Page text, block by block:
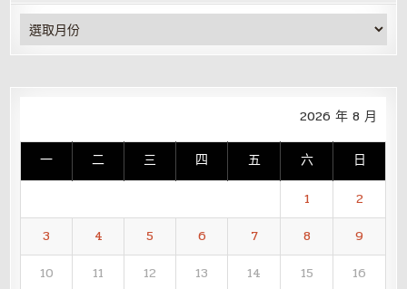
彙
整
2026 年 8 月
一 二 三 四 五 六 日
1
2
3
4 5 6 7 8
9
10
11 12 13 14 15
16